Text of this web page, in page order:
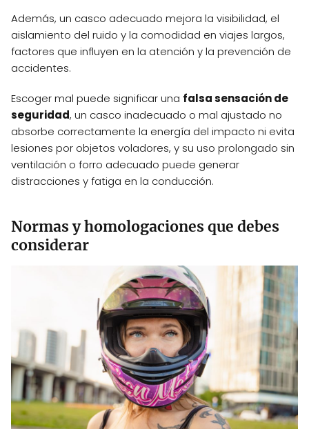
Además, un casco adecuado mejora la visibilidad, el
aislamiento del ruido y la comodidad en viajes largos,
factores que influyen en la atención y la prevención de
accidentes.
Escoger mal puede significar una falsa sensación de
seguridad, un casco inadecuado o mal ajustado no
absorbe correctamente la energía del impacto ni evita
lesiones por objetos voladores, y su uso prolongado sin
ventilación o forro adecuado puede generar
distracciones y fatiga en la conducción.
Normas y homologaciones que debes
considerar